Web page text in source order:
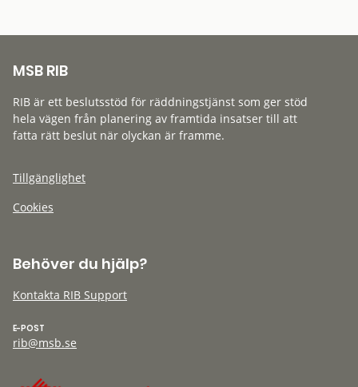
MSB RIB
RIB är ett beslutsstöd för räddningstjänst som ger stöd
hela vägen från planering av framtida insatser till att
fatta rätt beslut när olyckan är framme.
Tillgänglighet
Cookies
Behöver du hjälp?
Kontakta RIB Support
E-POST
rib@msb.se